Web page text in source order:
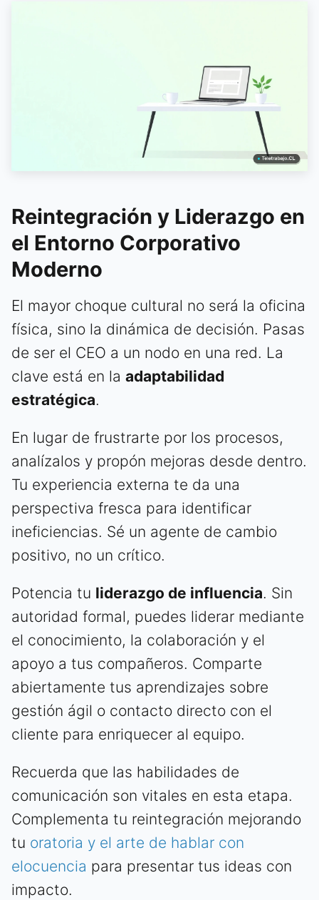
Reintegración y Liderazgo en
el Entorno Corporativo
Moderno
El mayor choque cultural no será la oficina
física, sino la dinámica de decisión. Pasas
de ser el CEO a un nodo en una red. La
clave está en la adaptabilidad
estratégica.
En lugar de frustrarte por los procesos,
analízalos y propón mejoras desde dentro.
Tu experiencia externa te da una
perspectiva fresca para identificar
ineficiencias. Sé un agente de cambio
positivo, no un crítico.
Potencia tu liderazgo de influencia. Sin
autoridad formal, puedes liderar mediante
el conocimiento, la colaboración y el
apoyo a tus compañeros. Comparte
abiertamente tus aprendizajes sobre
gestión ágil o contacto directo con el
cliente para enriquecer al equipo.
Recuerda que las habilidades de
comunicación son vitales en esta etapa.
Complementa tu reintegración mejorando
tu oratoria y el arte de hablar con
elocuencia para presentar tus ideas con
impacto.